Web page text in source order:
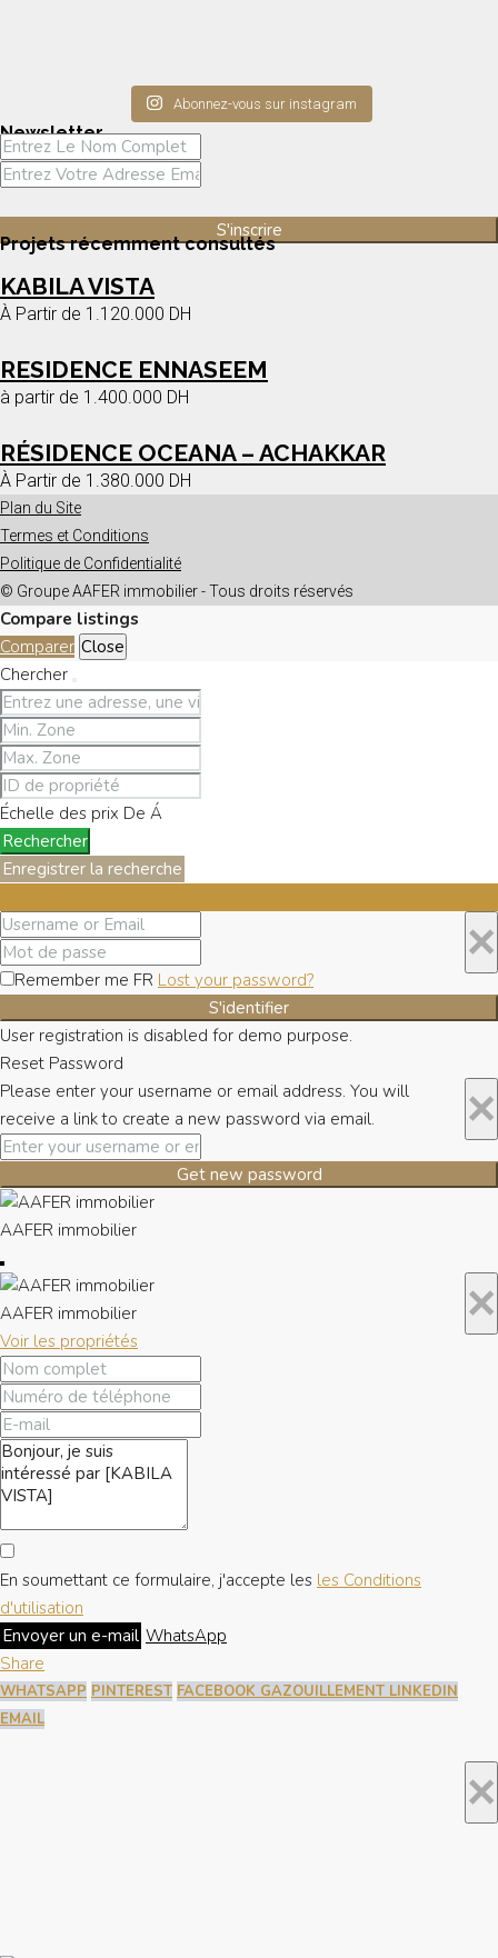
Abonnez-vous sur instagram
Newsletter
Projets récemment consultés
KABILA VISTA
À Partir de 1.120.000 DH
RESIDENCE ENNASEEM
à partir de 1.400.000 DH
RÉSIDENCE OCEANA – ACHAKKAR
À Partir de 1.380.000 DH
Plan du Site
Termes et Conditions
Politique de Confidentialité
© Groupe AAFER immobilier - Tous droits réservés
Compare listings
Comparer Close
Chercher
Échelle des prix De Á
Rechercher
Enregistrer la recherche
×
Remember me FR Lost your password?
S'identifier
User registration is disabled for demo purpose.
Reset Password
×
Please enter your username or email address. You will
receive a link to create a new password via email.
Get new password
AAFER immobilier
×
AAFER immobilier
Voir les propriétés
En soumettant ce formulaire, j'accepte les les Conditions
d'utilisation
Envoyer un e-mail WhatsApp
Share
WHATSAPP PINTEREST FACEBOOK GAZOUILLEMENT LINKEDIN
EMAIL
×